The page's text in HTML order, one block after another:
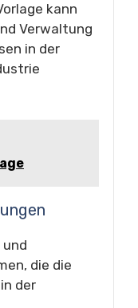
kann
Verwaltung
in der
und
die die
der